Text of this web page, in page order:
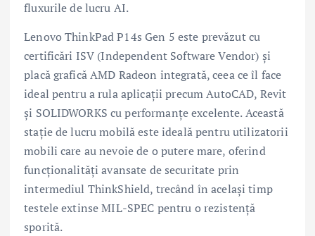
fluxurile de lucru AI.
Lenovo ThinkPad P14s Gen 5 este prevăzut cu
certificări ISV (Independent Software Vendor) și
placă grafică AMD Radeon integrată, ceea ce îl face
ideal pentru a rula aplicații precum AutoCAD, Revit
și SOLIDWORKS cu performanțe excelente. Această
stație de lucru mobilă este ideală pentru utilizatorii
mobili care au nevoie de o putere mare, oferind
funcționalități avansate de securitate prin
intermediul ThinkShield, trecând în același timp
testele extinse MIL-SPEC pentru o rezistență
sporită.